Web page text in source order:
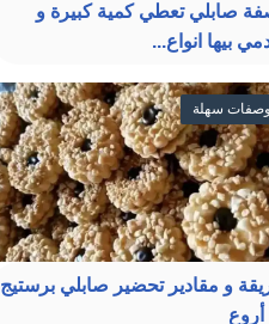
صابلي تعطي كمية كبيرة و
بيها انواع...
وصفات سهلة
و مقادير تحضير صابلي برستيج
أروع